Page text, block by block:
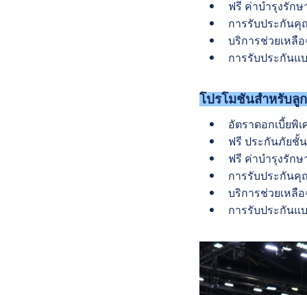
ฟรี ค่าบำรุงรักษ
การรับประกันคุ
บริการช่วยเหลือ
การรับประกันแ
โปรโมชันสำหรับลู
อัตราดอกเบี้ยพิ
ฟรี ประกันภัยชั้น
ฟรี ค่าบำรุงรักษ
การรับประกันคุ
บริการช่วยเหลือ
การรับประกันแ